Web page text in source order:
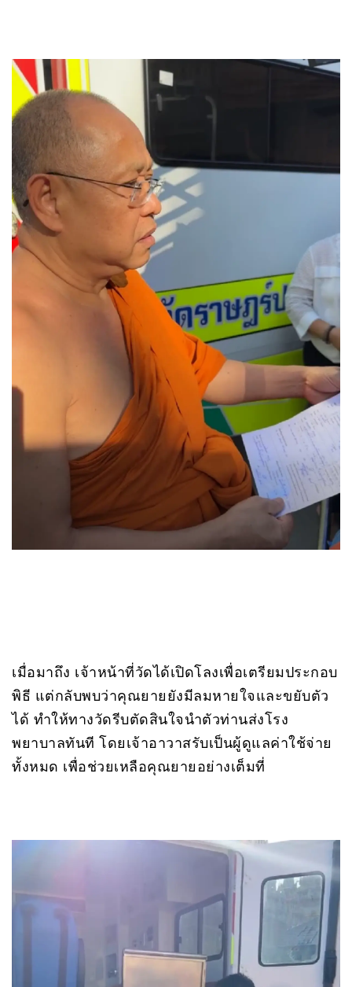
เมื่อมาถึง เจ้าหน้าที่วัดได้เปิดโลงเพื่อเตรียมประกอบ
พิธี แต่กลับพบว่าคุณยายยังมีลมหายใจและขยับตัว
ได้ ทำให้ทางวัดรีบตัดสินใจนำตัวท่านส่งโรง
พยาบาลทันที โดยเจ้าอาวาสรับเป็นผู้ดูแลค่าใช้จ่าย
ทั้งหมด เพื่อช่วยเหลือคุณยายอย่างเต็มที่